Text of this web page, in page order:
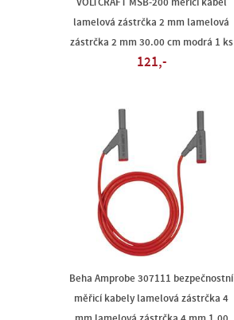
VOLTCRAFT MSB-200 měřicí kabel
lamelová zástrčka 2 mm lamelová
zástrčka 2 mm 30.00 cm modrá 1 ks
121,-
Beha Amprobe 307111 bezpečnostní
měřicí kabely lamelová zástrčka 4